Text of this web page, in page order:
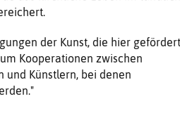
der Kunst, die hier gefördert
Kooperationen zwischen
Künstlern, bei denen